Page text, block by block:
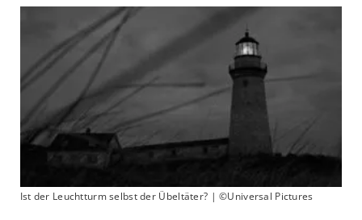
Ist der Leuchtturm selbst der Übeltäter? | ©Universal Pictures